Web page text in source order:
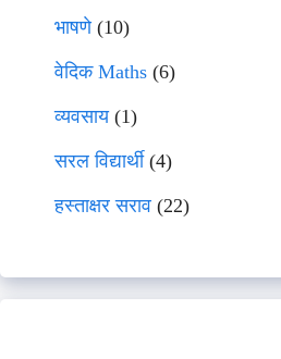
भाषणे(10)
वेदिक Maths (6)
व्यवसाय(1)
सरल विद्यार्थी(4)
हस्ताक्षर सराव (22)